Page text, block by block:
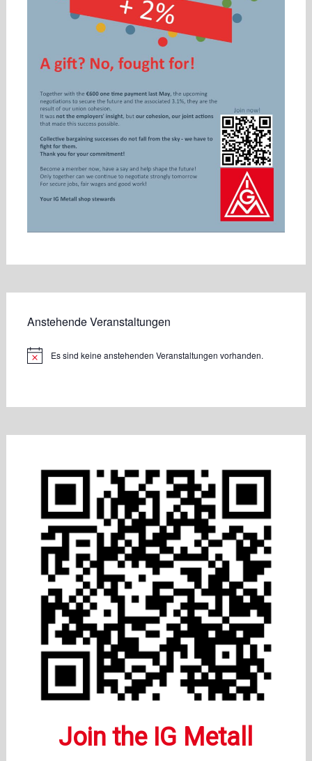
Anstehende Veranstaltungen
HinweisEs sind keine anstehenden Veranstaltungen vorhanden.
Join the IG Metall